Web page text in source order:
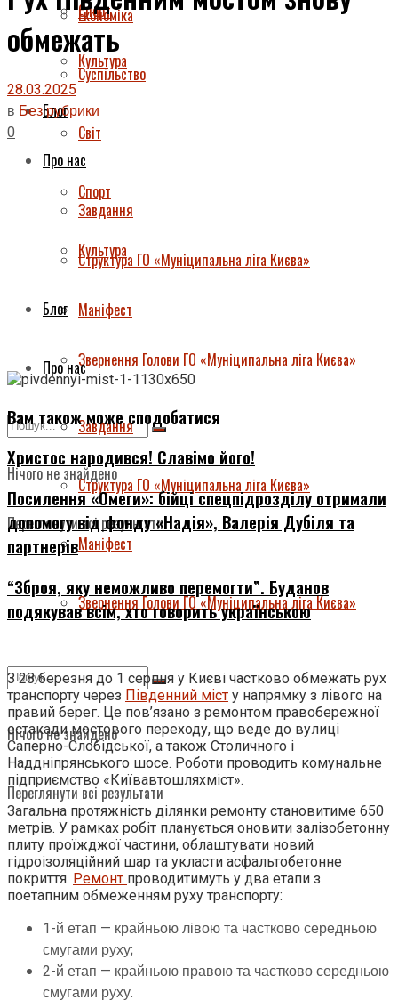
Спорт
Культура
Блог
Про нас
Завдання
Структура ГО «Муніципальна ліга Києва»
Маніфест
Звернення Голови ГО «Муніципальна ліга Києва»
Нічого не знайдено
Переглянути всі результати
Економіка
Суспільство
Світ
Спорт
Культура
Блог
Про нас
Завдання
Структура ГО «Муніципальна ліга Києва»
Маніфест
Звернення Голови ГО «Муніципальна ліга Києва»
Нічого не знайдено
Переглянути всі результати
обмежать
28.03.2025
в Без рубрики
0
Вам також може сподобатися
Христос народився! Славімо його!
Посилення «Омеги»: бійці спецпідрозділу отримали
допомогу від фонду «Надія», Валерія Дубіля та
партнерів
“Зброя, яку неможливо перемогти”. Буданов
подякував всім, хто говорить українською
З 28 березня до 1 серпня у Києві частково обмежать рух
транспорту через Південний міст у напрямку з лівого на
правий берег. Це пов’язано з ремонтом правобережної
естакади мостового переходу, що веде до вулиці
Саперно-Слобідської, а також Столичного і
Наддніпрянського шосе. Роботи проводить комунальне
підприємство «Київавтошляхміст».
Загальна протяжність ділянки ремонту становитиме 650
метрів. У рамках робіт планується оновити залізобетонну
плиту проїжджої частини, облаштувати новий
гідроізоляційний шар та укласти асфальтобетонне
покриття. Ремонт проводитимуть у два етапи з
поетапним обмеженням руху транспорту:
1-й етап — крайньою лівою та частково середньою
смугами руху;
2-й етап — крайньою правою та частково середньою
смугами руху.